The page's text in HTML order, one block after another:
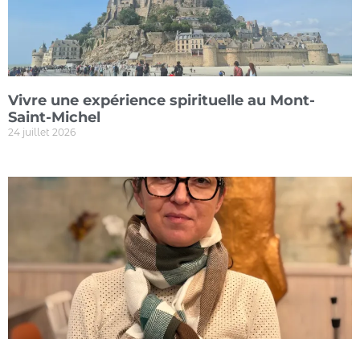
Vivre une expérience spirituelle au Mont-
Saint-Michel
24 juillet 2026